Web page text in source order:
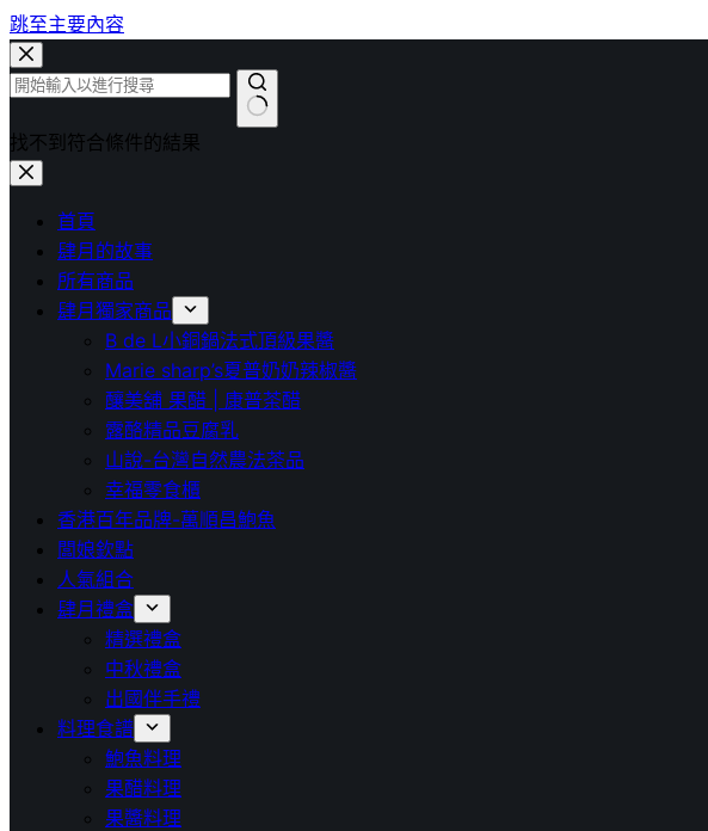
跳至主要內容
找不到符合條件的結果
首頁
肆月的故事
所有商品
肆月獨家商品
B de L小銅鍋法式頂級果醬
Marie sharp’s夏普奶奶辣椒醬
釀美舖 果醋 | 康普茶醋
露酪精品豆腐乳
山說-台灣自然農法茶品
幸福零食櫃
香港百年品牌-萬順昌鮑魚
闆娘欽點
人氣組合
肆月禮盒
精選禮盒
中秋禮盒
出國伴手禮
料理食譜
鮑魚料理
果醋料理
果醬料理